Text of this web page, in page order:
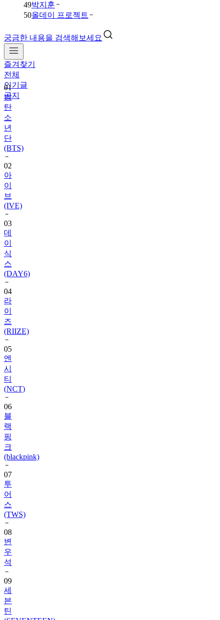
49박지훈
50올데이 프로젝트
궁금한 내용을 검색해보세요
즐겨찾기
전체
인기글
공지
01
방
탄
소
년
단
(BTS)
02
아
이
브
(IVE)
03
데
이
식
스
(DAY6)
04
라
이
즈
(RIIZE)
05
엔
시
티
(NCT)
06
블
랙
핑
크
(blackpink)
07
투
어
스
(TWS)
08
변
우
석
09
세
븐
틴
(SEVENTEEN)